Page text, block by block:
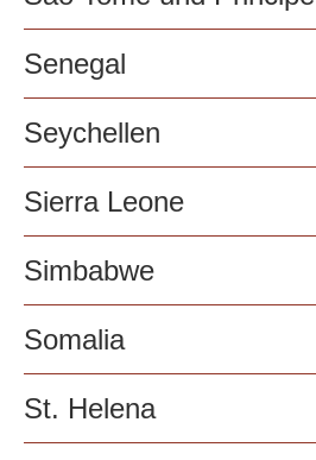
Senegal
Seychellen
Sierra Leone
Simbabwe
Somalia
St. Helena